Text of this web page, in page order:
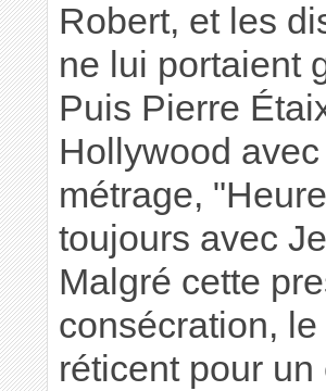
Robert, et les
ne lui portaient
Puis Pierre
Hollywood
métrage,
toujours avec
Malgré cette
consécration,
réticent pour